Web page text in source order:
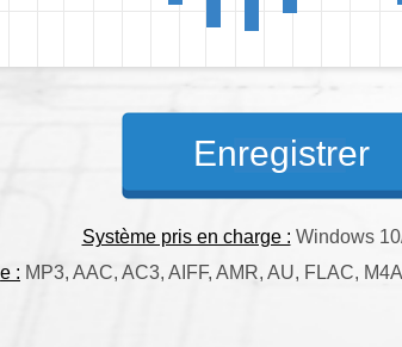
Enregistrer
Système pris en charge : Windows
: MP3, AAC, AC3, AIFF, AMR, AU, FLAC,